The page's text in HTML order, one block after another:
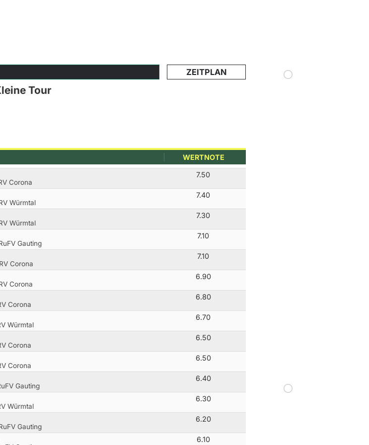
ZEITPLAN
Tour
WERTNOTE
Corona
7.50
Würmtal
7.40
Würmtal
7.30
Gauting
7.10
Corona
7.10
Corona
6.90
Corona
6.80
Würmtal
6.70
Corona
6.50
Corona
6.50
Gauting
6.40
Würmtal
6.30
Gauting
6.20
6.10